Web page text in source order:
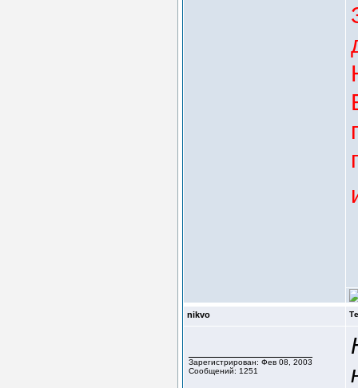
nikvo
Зарегистрирован: Фев 08, 2003
Сообщений: 1251